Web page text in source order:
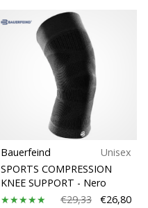
Bauerfeind
Unisex
SPORTS COMPRESSION
KNEE SUPPORT - Nero
€29,33
€26,80